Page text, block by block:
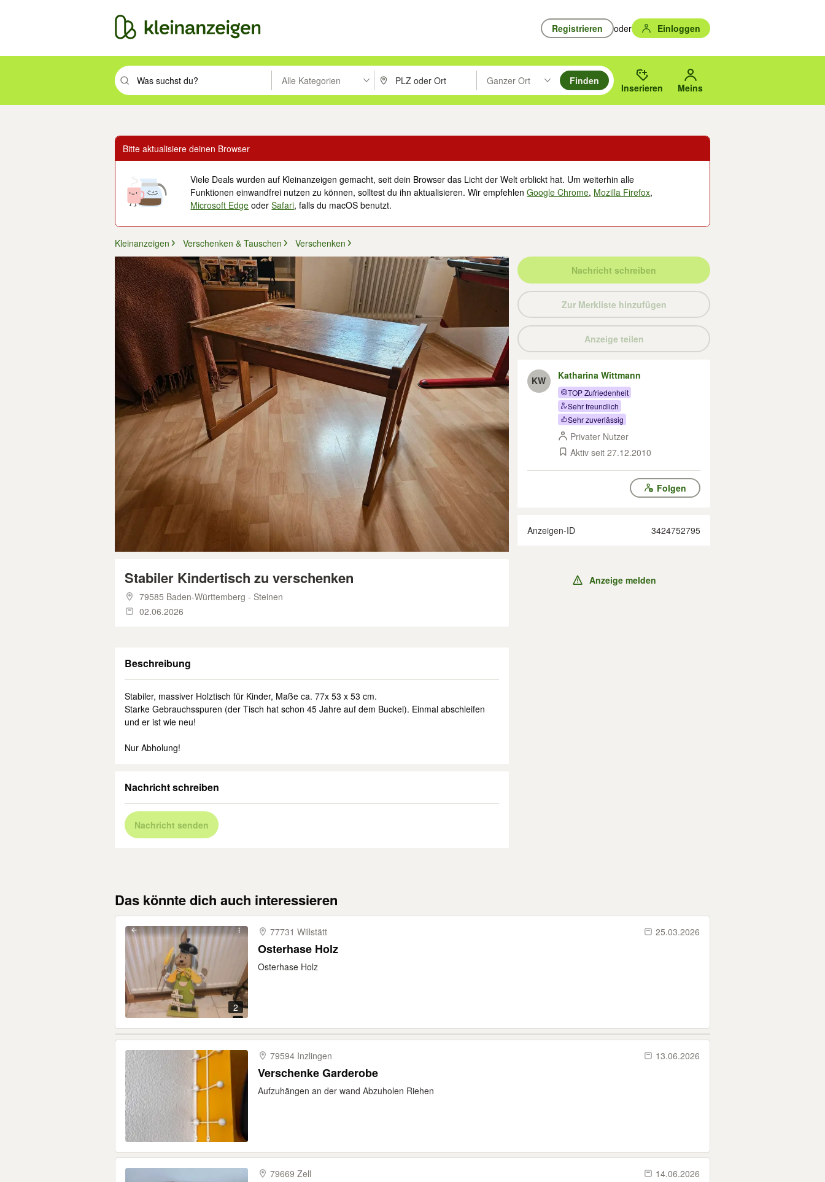
Registrieren oder Einloggen
Suchbegriff eingeben. Eingabetaste drücken um zu suchen, oder Vorschläge mit den Pfeiltasten nach oben/unten durchsuchen und mit Eingabetaste auswählen.
Alle Kategorien PLZ oder Ort eingeben. Eingabetaste drücken um zu suchen, oder Vorschläge mit den Pfeiltasten nach oben/
Ganzer Ort
Suche im Umkreis des gewählten Orts oder PLZ.
Finden
Inserieren Meins
Bitte aktualisiere deinen Browser
Viele Deals wurden auf Kleinanzeigen gemacht, seit dein Browser das Licht der Welt erblickt hat. Um weiterhin alle
Funktionen einwandfrei nutzen zu können, solltest du ihn aktualisieren. Wir empfehlenGoogle Chrome, Mozilla Firefox,
Microsoft Edge oderSafari, falls du macOS benutzt.
Kleinanzeigen Verschenken & Tauschen Verschenken
Stabiler Kindertisch zu verschenken
79585 Baden-Württemberg - Steinen
02.06.2026
Beschreibung
Stabiler, massiver Holztisch für Kinder, Maße ca. 77x 53 x 53 cm.
Starke Gebrauchsspuren (der Tisch hat schon 45 Jahre auf dem Buckel). Einmal abschleifen
und er ist wie neu!
Nur Abholung!
Nachricht schreiben
Nachricht senden
Nachricht schreiben
Zur Merkliste hinzufügen
Anzeige teilen
KW Katharina Wittmann
TOP Zufriedenheit
Sehr freundlich
Sehr zuverlässig
Privater Nutzer
Aktiv seit 27.12.2010
Folgen
Anzeigen-ID 3424752795
Anzeige melden
Das könnte dich auch interessieren
2
77731 Willstätt 25.03.2026
Osterhase Holz
Osterhase Holz
79594 Inzlingen 13.06.2026
Verschenke Garderobe
Aufzuhängen an der wand Abzuholen Riehen
79669 Zell 14.06.2026